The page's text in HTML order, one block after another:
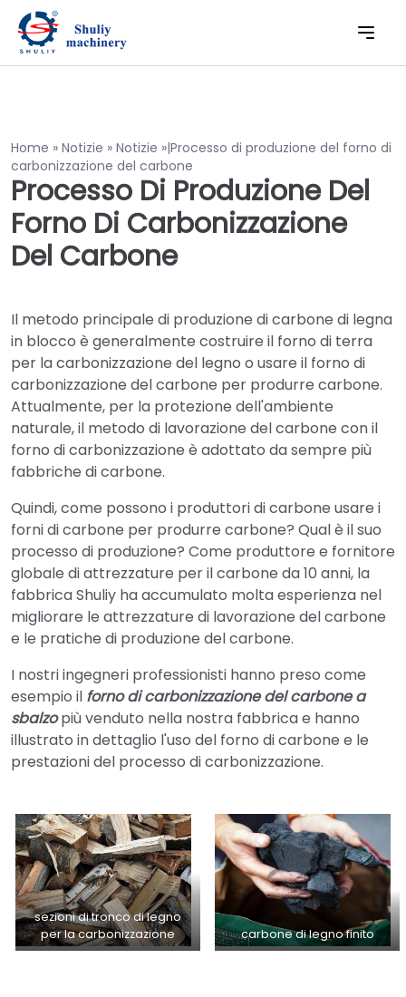
Home » Notizie » Notizie »|Processo di produzione del forno di
carbonizzazione del carbone
Processo Di Produzione Del
Forno Di Carbonizzazione
Del Carbone
Il metodo principale di produzione di carbone di legna
in blocco è generalmente costruire il forno di terra
per la carbonizzazione del legno o usare il forno di
carbonizzazione del carbone per produrre carbone.
Attualmente, per la protezione dell'ambiente
naturale, il metodo di lavorazione del carbone con il
forno di carbonizzazione è adottato da sempre più
fabbriche di carbone.
Quindi, come possono i produttori di carbone usare i
forni di carbone per produrre carbone? Qual è il suo
processo di produzione? Come produttore e fornitore
globale di attrezzature per il carbone da 10 anni, la
fabbrica Shuliy ha accumulato molta esperienza nel
migliorare le attrezzature di lavorazione del carbone
e le pratiche di produzione del carbone.
I nostri ingegneri professionisti hanno preso come
esempio il forno di carbonizzazione del carbone a
sbalzopiù venduto nella nostra fabbrica e hanno
illustrato in dettaglio l'uso del forno di carbone e le
prestazioni del processo di carbonizzazione.
sezioni di tronco di legno
per la carbonizzazione
carbone di legno finito